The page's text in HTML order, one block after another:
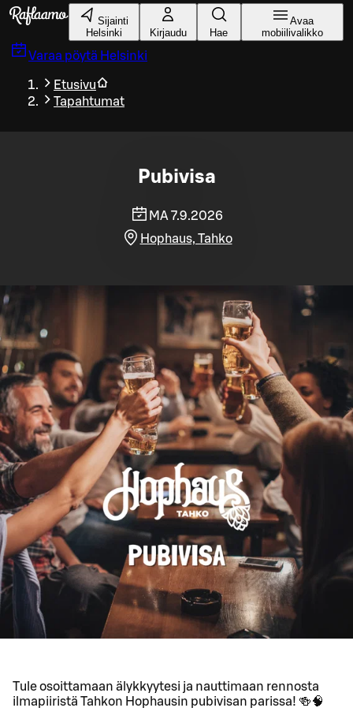
Siirry pääsisältöön
Sijainti
Helsinki
Kirjaudu Hae
Avaa
mobiilivalikko
Varaa pöytä Helsinki
Etusivu
Tapahtumat
Pubivisa
MA 7.9.2026
Hophaus, Tahko
Tule osoittamaan älykkyytesi ja nauttimaan rennosta
ilmapiiristä Tahkon Hophausin pubivisan parissa! 🍻🧠